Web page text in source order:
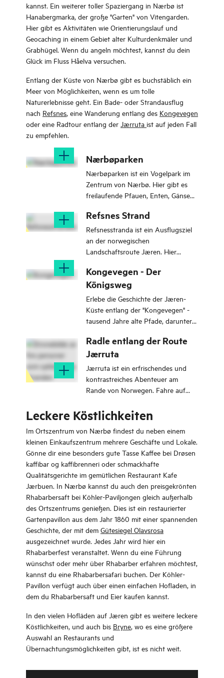
kannst. Ein weiterer toller Spaziergang in Nærbø ist
Hanabergmarka, der große "Garten" von Vitengarden.
Hier gibt es Aktivitäten wie Orientierungslauf und
Geocaching in einem Gebiet alter Kulturdenkmäler und
Grabhügel. Wenn du angeln möchtest, kannst du dein
Glück im Fluss Håelva versuchen.
Entlang der Küste von Nærbø gibt es buchstäblich ein
Meer von Möglichkeiten, wenn es um tolle
Naturerlebnisse geht. Ein Bade- oder Strandausflug
nach Refsnes, eine Wanderung entlang des Kongevegen
oder eine Radtour entlang der Jærruta ist auf jeden Fall
zu empfehlen.
Nærbøparken
Nærbøparken ist ein Vogelpark im
Zentrum von Nærbø. Hier gibt es
freilaufende Pfauen, Enten, Gänse
ist das ganze Jahr über ein beliebtes
Ziel für Familien mit Kindern sowie
andere Besucher.
Refsnes Strand
Refsnesstranda ist ein Ausflugsziel
an der norwegischen
Landschaftsroute Jæren. Hier
Sandstrand im Süden, der im
Norden in einen Kieselstrand
übergeht, und eine ungewöhnliche
Toilettenanlage
Kongevegen - Der
Königsweg
Erlebe die Geschichte der Jæren-
Küste entlang der "Kongevegen" -
tausend Jahre alte Pfade, darunter
17. Jahrhundert.
Radle entlang der Route
Jærruta
Jærruta ist ein erfrischendes und
kontrastreiches Abenteuer am
Rande von Norwegen. Fahre auf
schönen Strände Jærens in
magischem Licht und mit fesselnden
Erlebnissen auf allen Seiten.
Leckere Köstlichkeiten
Im Ortszentrum von Nærbø findest du neben einem
kleinen Einkaufszentrum mehrere Geschäfte und Lokale.
Gönne dir eine besonders gute Tasse Kaffee bei Drøsen
kaffibar og kaffibrenneri oder schmackhafte
Qualitätsgerichte im gemütlichen Restaurant Kafe
Jærbuen. In Nærbø kannst du auch den preisgekrönten
Rhabarbersaft bei Köhler-Paviljongen gleich außerhalb
des Ortszentrums genießen. Dies ist ein restaurierter
Gartenpavillon aus dem Jahr 1860 mit einer spannenden
Geschichte, der mit dem Gütesiegel Olavsrosa
ausgezeichnet wurde. Jedes Jahr wird hier ein
Rhabarberfest veranstaltet. Wenn du eine Führung
wünschst oder mehr über Rhabarber erfahren möchtest,
kannst du eine Rhabarbersafari buchen. Der Köhler-
Pavillon verfügt auch über einen einfachen Hofladen, in
dem du Rhabarbersaft und Eier kaufen kannst.
In den vielen Hofläden auf Jæren gibt es weitere leckere
Köstlichkeiten, und auch bis Bryne, wo es eine größere
Auswahl an Restaurants und
Übernachtungsmöglichkeiten gibt, ist es nicht weit.